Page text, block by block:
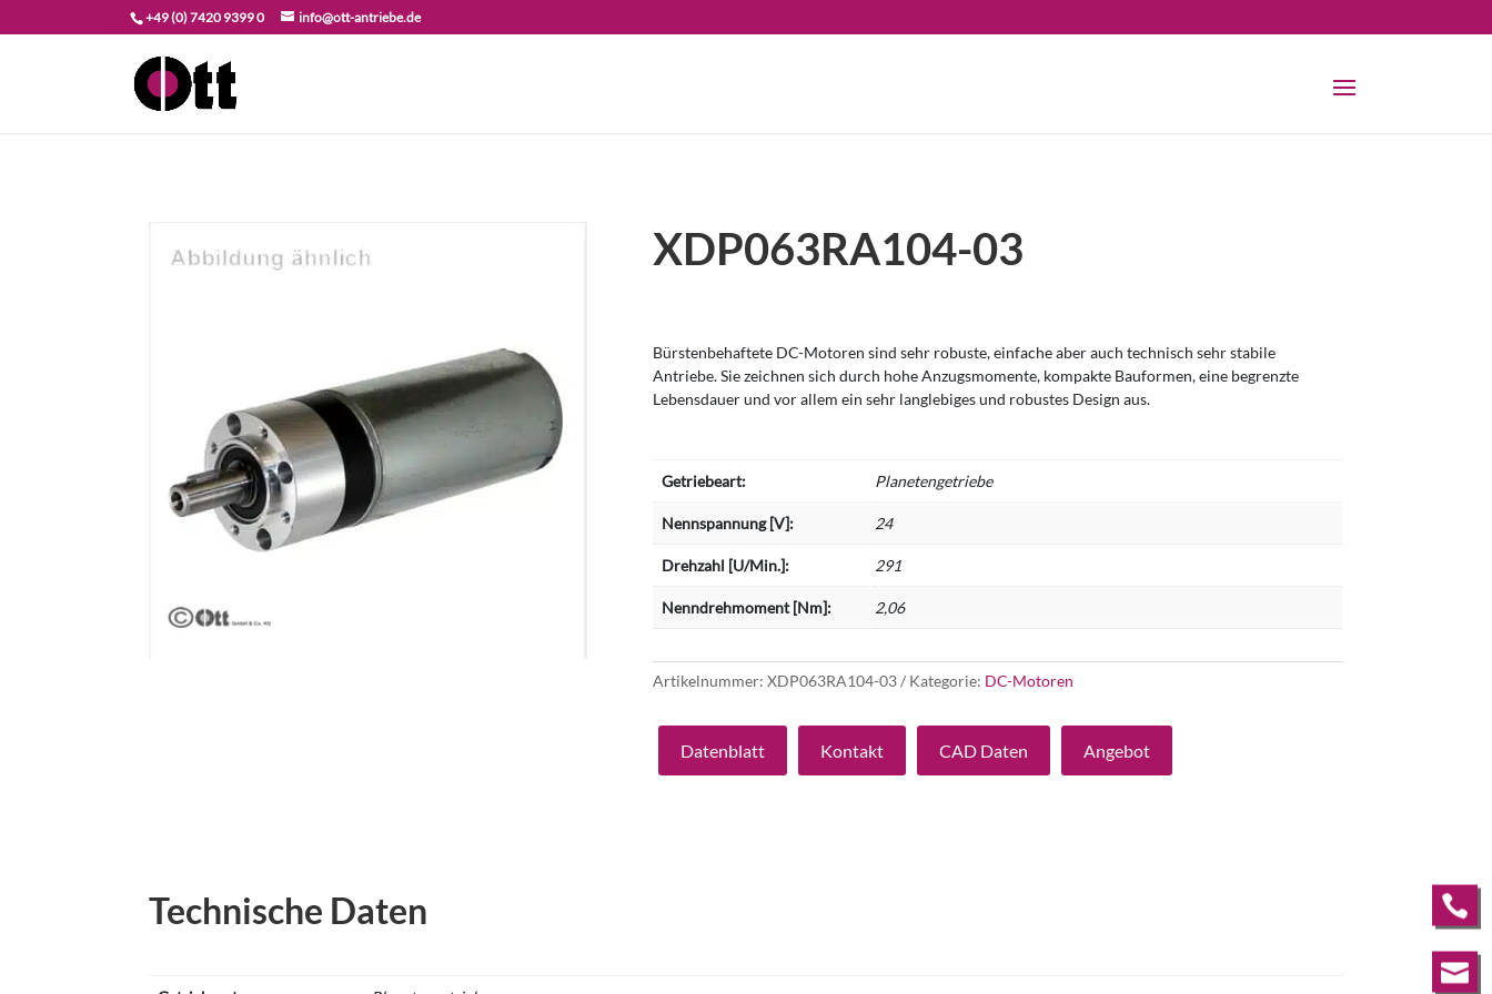
+49 (0) 7420 9399 0 info@ott-antriebe.de
XDP063RA104-03
Bürstenbehaftete DC-Motoren sind sehr robuste, einfache aber auch technisch sehr stabile
Antriebe. Sie zeichnen sich durch hohe Anzugsmomente, kompakte Bauformen, eine begrenzte
Lebensdauer und vor allem ein sehr langlebiges und robustes Design aus.
Getriebeart: Planetengetriebe
Nennspannung [V]: 24
Drehzahl [U/Min.]: 291
Nenndrehmoment [Nm]: 2,06
Artikelnummer:XDP063RA104-03 Kategorie: DC-Motoren
Datenblatt Kontakt CAD Daten Angebot
Technische Daten 
